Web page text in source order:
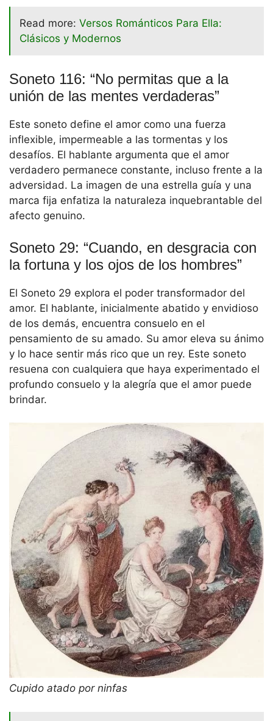
Read more: Versos Románticos Para Ella:
Clásicos y Modernos
Soneto 116: “No permitas que a la
unión de las mentes verdaderas”
Este soneto define el amor como una fuerza
inflexible, impermeable a las tormentas y los
desafíos. El hablante argumenta que el amor
verdadero permanece constante, incluso frente a la
adversidad. La imagen de una estrella guía y una
marca fija enfatiza la naturaleza inquebrantable del
afecto genuino.
Soneto 29: “Cuando, en desgracia con
la fortuna y los ojos de los hombres”
El Soneto 29 explora el poder transformador del
amor. El hablante, inicialmente abatido y envidioso
de los demás, encuentra consuelo en el
pensamiento de su amado. Su amor eleva su ánimo
y lo hace sentir más rico que un rey. Este soneto
resuena con cualquiera que haya experimentado el
profundo consuelo y la alegría que el amor puede
brindar.
Cupido atado por ninfas